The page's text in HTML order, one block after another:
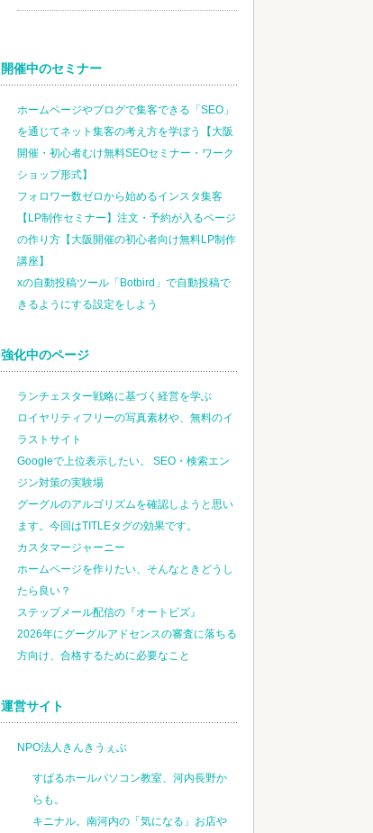
開催中のセミナー
ホームページやブログで集客できる「SEO」
を通じてネット集客の考え方を学ぼう【大阪
開催・初心者むけ無料SEOセミナー・ワーク
ショップ形式】
フォロワー数ゼロから始めるインスタ集客
【LP制作セミナー】注文・予約が入るページ
の作り方【大阪開催の初心者向け無料LP制作
講座】
xの自動投稿ツール「Botbird」で自動投稿で
きるようにする設定をしよう
強化中のページ
ランチェスター戦略に基づく経営を学ぶ
ロイヤリティフリーの写真素材や、無料のイ
ラストサイト
Googleで上位表示したい。 SEO・検索エン
ジン対策の実験場
グーグルのアルゴリズムを確認しようと思い
ます。今回はTITLEタグの効果です。
カスタマージャーニー
ホームページを作りたい、そんなときどうし
たら良い？
ステップメール配信の『オートビズ』
2026年にグーグルアドセンスの審査に落ちる
方向け、合格するために必要なこと
運営サイト
NPO法人きんきうぇぶ
すばるホールパソコン教室、河内長野か
らも。
キニナル。南河内の「気になる」お店や